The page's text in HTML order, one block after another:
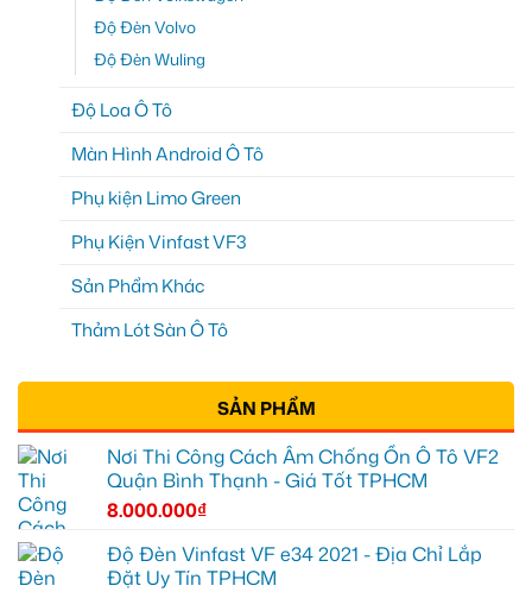
Độ Đèn Volvo
Độ Đèn Wuling
Độ Loa Ô Tô
Màn Hình Android Ô Tô
Phụ kiện Limo Green
Phụ Kiện Vinfast VF3
Sản Phẩm Khác
Thảm Lót Sàn Ô Tô
SẢN PHẨM
Nơi Thi Công Cách Âm Chống Ồn Ô Tô VF2
Quận Bình Thạnh - Giá Tốt TPHCM
8.000.000₫
Độ Đèn Vinfast VF e34 2021 - Địa Chỉ Lắp
Đặt Uy Tín TPHCM